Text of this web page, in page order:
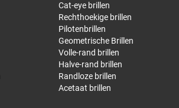
Cat-eye brillen
Rechthoekige brillen
Pilotenbrillen
Geometrische Brillen
Volle-rand brillen
Halve-rand brillen
Randloze brillen
Acetaat brillen